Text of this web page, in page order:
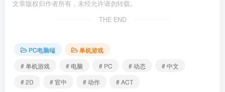
文章版权归作者所有，未经允许请勿转载。
THE END
PC电脑端
单机游戏
# 单机游戏
# 电脑 # PC # 动态
# 中文
# 2D
# 官中 # 动作 # ACT